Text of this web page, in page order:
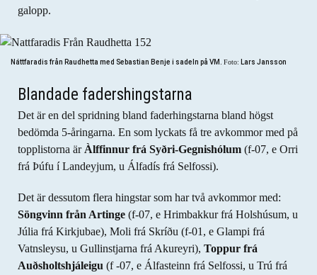
galopp.
Náttfaradis från Raudhetta med Sebastian Benje i sadeln på VM. Foto: Lars Jansson
Blandade fadershingstarna
Det är en del spridning bland faderhingstarna bland högst
bedömda 5-åringarna. En som lyckats få tre avkommor med på
topplistorna ärÀlffinnur frá Syðri-Gegnishólum (f-07, e Orri
frá Þúfu í Landeyjum, u Álfadís frá Selfossi).
Det är dessutom flera hingstar som har två avkommor med:
Söngvinn från Artinge (f-07, e Hrimbakkur frá Holshúsum, u
Júlia frá Kirkjubae), Moli frá Skríðu (f-01, e Glampi frá
Vatnsleysu, u Gullinstjarna frá Akureyri), Toppur frá
Auðsholtshjáleigu (f -07, e Álfasteinn frá Selfossi, u Trú frá